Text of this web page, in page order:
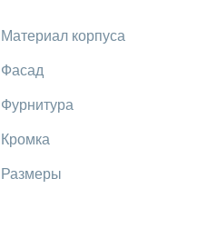
Материал корпуса
Фасад
Фурнитура
Кромка
Размеры